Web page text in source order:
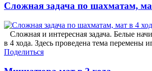
Сложная задача по шахматам,
Сложная и интересная задача. Белые
в 4 хода. Здесь проведена тема перемены
Поделиться